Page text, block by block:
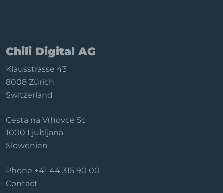
Chili Digital AG
Klausstrasse 43
8008 Zürich
Switzerland
Cesta na Vrhovce 5c
1000 Ljubljana
Slowenien
Phone +41 44 315 90 00
Contact